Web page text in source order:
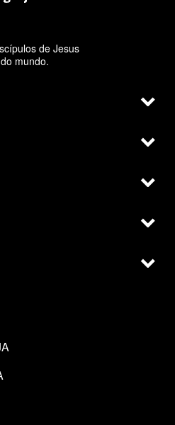
de Jesus
mundo.